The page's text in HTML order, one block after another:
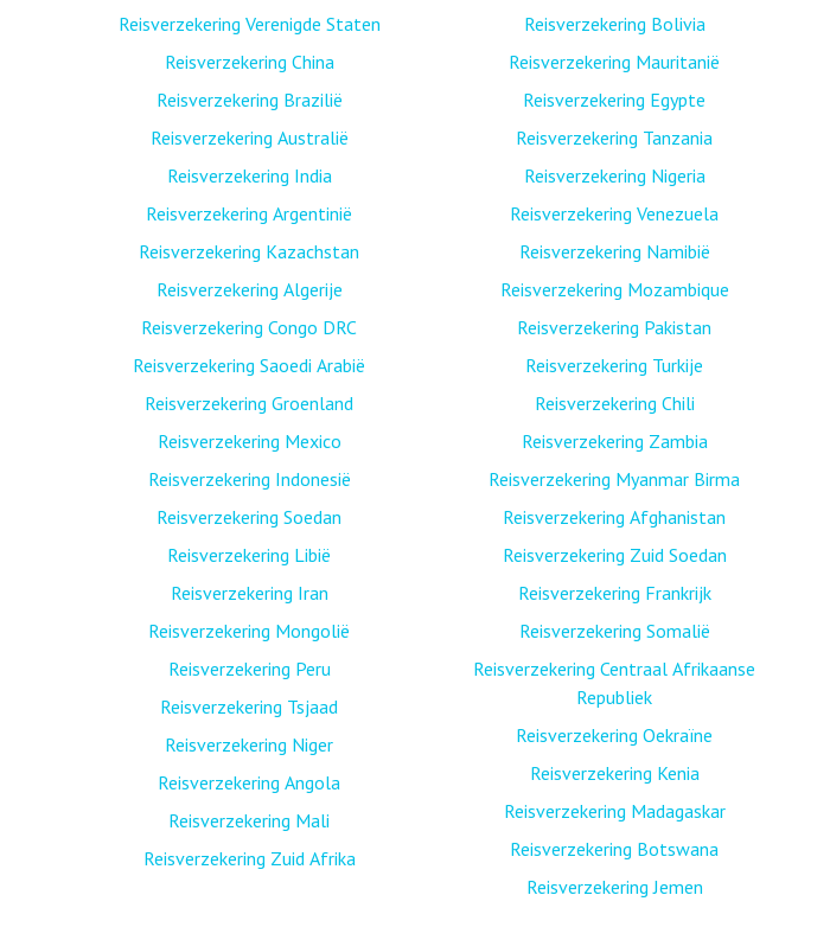
Reisverzekering Verenigde Staten
Reisverzekering China
Reisverzekering Brazilië
Reisverzekering Australië
Reisverzekering India
Reisverzekering Argentinië
Reisverzekering Kazachstan
Reisverzekering Algerije
Reisverzekering Congo DRC
Reisverzekering Saoedi Arabië
Reisverzekering Groenland
Reisverzekering Mexico
Reisverzekering Indonesië
Reisverzekering Soedan
Reisverzekering Libië
Reisverzekering Iran
Reisverzekering Mongolië
Reisverzekering Peru
Reisverzekering Tsjaad
Reisverzekering Niger
Reisverzekering Angola
Reisverzekering Mali
Reisverzekering Zuid Afrika
Reisverzekering Bolivia
Reisverzekering Mauritanië
Reisverzekering Egypte
Reisverzekering Tanzania
Reisverzekering Nigeria
Reisverzekering Venezuela
Reisverzekering Namibië
Reisverzekering Mozambique
Reisverzekering Pakistan
Reisverzekering Turkije
Reisverzekering Chili
Reisverzekering Zambia
Reisverzekering Myanmar Birma
Reisverzekering Afghanistan
Reisverzekering Zuid Soedan
Reisverzekering Frankrijk
Reisverzekering Somalië
Reisverzekering Centraal Afrikaanse
Republiek
Reisverzekering Oekraïne
Reisverzekering Kenia
Reisverzekering Madagaskar
Reisverzekering Botswana
Reisverzekering Jemen